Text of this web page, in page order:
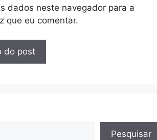
dados neste navegador para a
que eu comentar.
Pesquisar